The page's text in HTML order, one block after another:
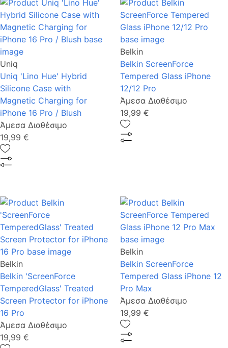
Uniq
Uniq 'Lino Hue' Hybrid
Silicone Case with
Magnetic Charging for
iPhone 16 Pro / Blush
Άμεσα Διαθέσιμο
19,99 €
Belkin
Belkin ScreenForce
Tempered Glass iPhone
12/12 Pro
Άμεσα Διαθέσιμο
19,99 €
Belkin
Belkin 'ScreenForce
TemperedGlass' Treated
Screen Protector for iPhone
16 Pro
Άμεσα Διαθέσιμο
19,99 €
Belkin
Belkin ScreenForce
Tempered Glass iPhone 12
Pro Max
Άμεσα Διαθέσιμο
19,99 €